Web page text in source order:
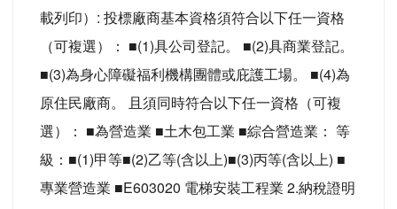
載列印）: 投標廠商基本資格須符合以下任一資格
（可複選）： ■(1)具公司登記。 ■(2)具商業登記。
■(3)為身心障礙福利機構團體或庇護工場。 ■(4)為
原住民廠商。 且須同時符合以下任一資格（可複
選）： ■為營造業 ■土木包工業 ■綜合營造業： 等
級：■(1)甲等■(2)乙等(含以上)■(3)丙等(含以上) ■
專業營造業 ■E603020 電梯安裝工程業 2.納稅證明